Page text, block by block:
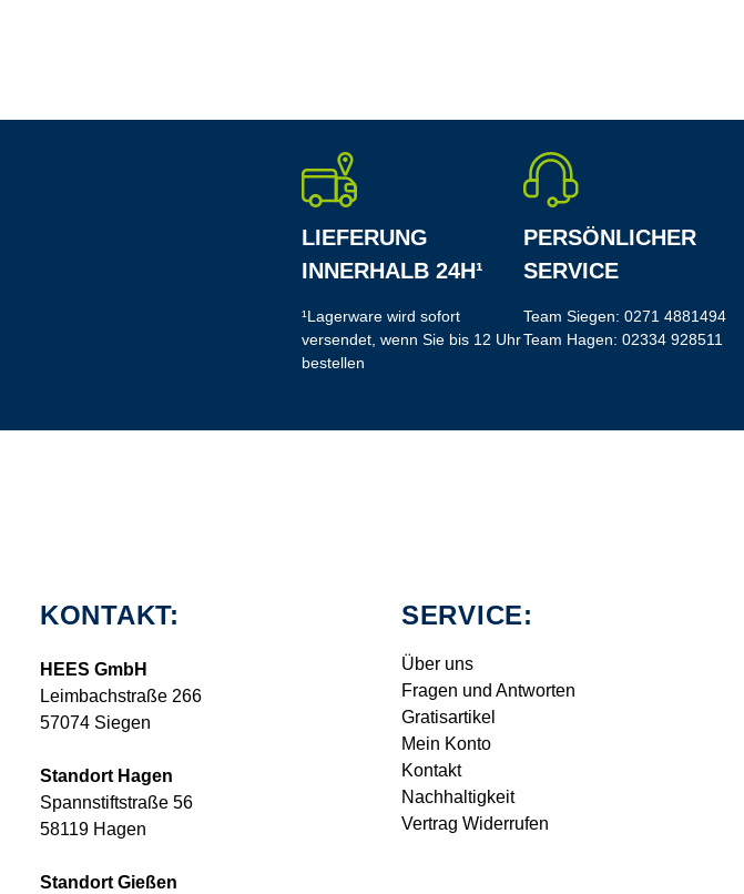
LIEFERUNG
INNERHALB 24H¹
¹Lagerware wird sofort
versendet, wenn Sie bis 12 Uhr
bestellen
PERSÖNLICHER
SERVICE
Team Siegen: 0271 4881494
Team Hagen: 02334 928511
KONTAKT:
HEES GmbH
Leimbachstraße 266
57074 Siegen
Standort Hagen
Spannstiftstraße 56
58119 Hagen
Standort Gießen
SERVICE:
Über uns
Fragen und Antworten
Gratisartikel
Mein Konto
Kontakt
Nachhaltigkeit
Vertrag Widerrufen